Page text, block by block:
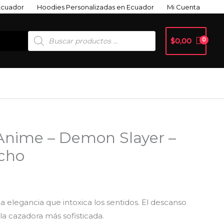
Hoodies Personalizadas en Ecuador Mi Cuenta
Búsqueda
De
Productos
$0,00
– Demon Slayer –
elegancia que intoxica los sentidos. El descanso
cazadora más sofisticada.